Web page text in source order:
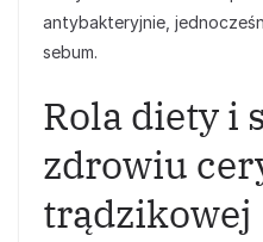
antybakteryjnie,
sebum.
Rola diety i
zdrowiu
trądzikowej